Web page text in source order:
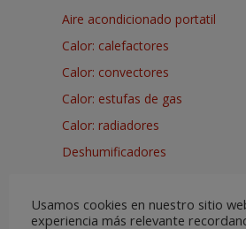
Aire acondicionado portatil
Calor: calefactores
Calor: convectores
Calor: estufas de gas
Calor: radiadores
Deshumificadores
Ventiladores
Usamos cookies en nuestro sitio
experiencia más relevante